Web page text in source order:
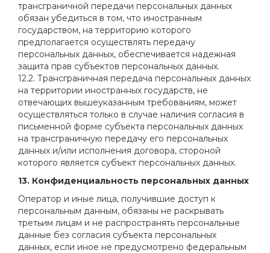
трансграничной передачи персональных данных
обязан убедиться в том, что иностранным
государством, на территорию которого
предполагается осуществлять передачу
персональных данных, обеспечивается надежная
защита прав субъектов персональных данных.
12.2. Трансграничная передача персональных данных
на территории иностранных государств, не
отвечающих вышеуказанным требованиям, может
осуществляться только в случае наличия согласия в
письменной форме субъекта персональных данных
на трансграничную передачу его персональных
данных и/или исполнения договора, стороной
которого является субъект персональных данных.
13. Конфиденциальность персональных данных
Оператор и иные лица, получившие доступ к
персональным данным, обязаны не раскрывать
третьим лицам и не распространять персональные
данные без согласия субъекта персональных
данных, если иное не предусмотрено федеральным